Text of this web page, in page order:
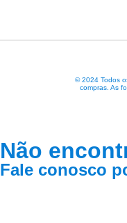
© 2024 Todos
compras. As
Não
Fale conosco